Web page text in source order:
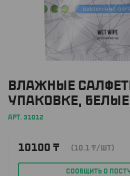
ВЛАЖНЫЕ
УПАКОВКЕ,
АРТ. 31012
10100 ₸ (10.1 ₸/ШТ)
СООБЩИТЬ О